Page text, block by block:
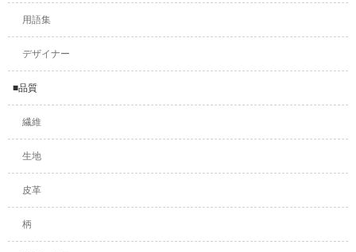
用語集
デザイナー
■品質
繊維
生地
皮革
柄